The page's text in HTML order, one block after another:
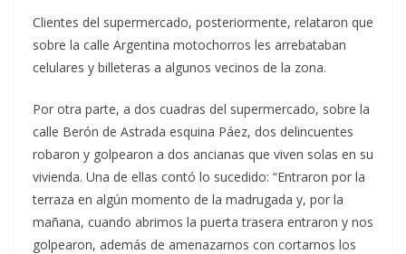
Clientes del supermercado, posteriormente, relataron que
sobre la calle Argentina motochorros les arrebataban
celulares y billeteras a algunos vecinos de la zona.
Por otra parte, a dos cuadras del supermercado, sobre la
calle Berón de Astrada esquina Páez, dos delincuentes
robaron y golpearon a dos ancianas que viven solas en su
vivienda. Una de ellas contó lo sucedido: “Entraron por la
terraza en algún momento de la madrugada y, por la
mañana, cuando abrimos la puerta trasera entraron y nos
golpearon, además de amenazarnos con cortarnos los